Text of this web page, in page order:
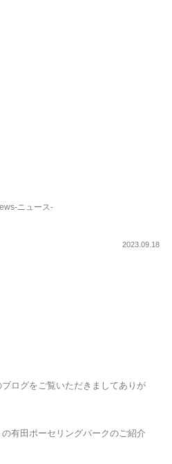
2023.09.18
ログをご覧いただきましてありが
有田ポーセリングパークのご紹介